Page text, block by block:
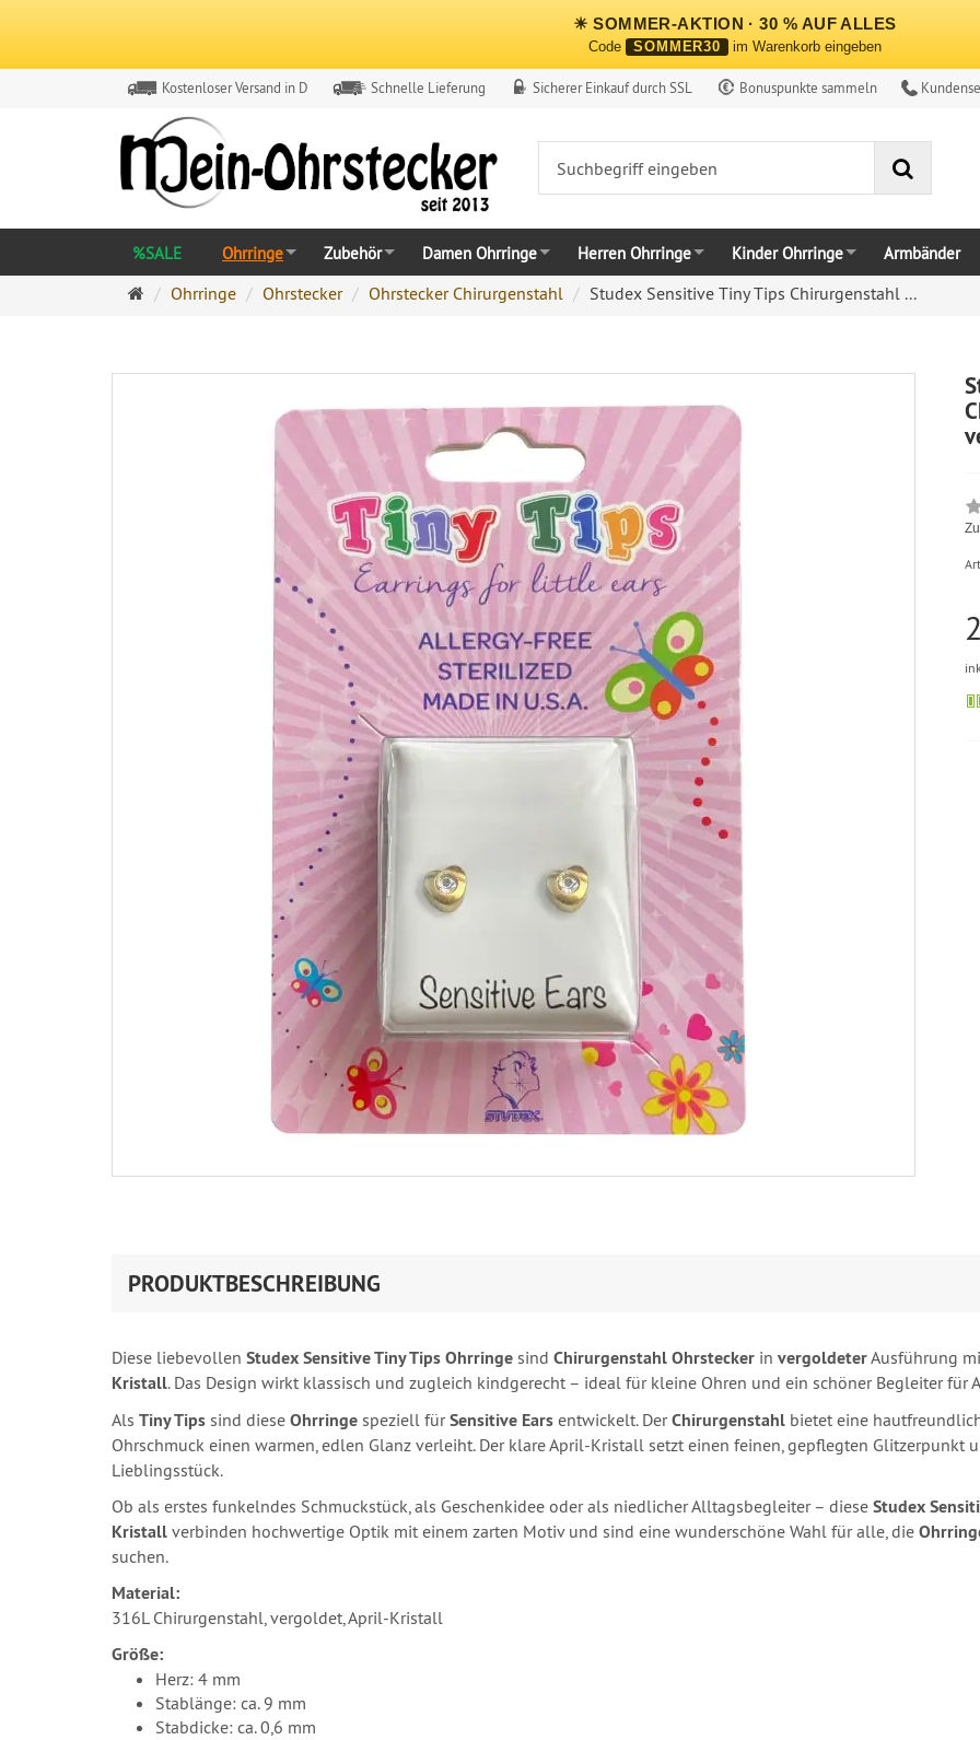
☀ SOMMER-AKTION · 30 % AUF ALLES
Code SOMMER30 im Warenkorb eingeben
Kostenloser Versand in D Schnelle Lieferung Sicherer Einkauf durch SSL Bonuspunkte sammeln
%SALE Ohrringe Zubehör Damen Ohrringe Herren Ohrringe Kinder Ohrringe Armbänder
Ohrringe
Ohrringe Ohrstecker Ohrstecker Chirurgenstahl Studex Sensitive​ Tiny Tips Chirurgenstahl ...
PRODUKTBESCHREIBUNG
Diese liebevollen Studex Sensitive Tiny Tips Ohrringe sind Chirurgenstahl Ohrstecker in vergoldeterAusführung
Kristall. Das Design wirkt klassisch und zugleich kindgerecht – ideal für kleine Ohren und ein schöner Begleiter für
Als Tiny Tips sind diese Ohrringe speziell fürSensitive Ears entwickelt. DerChirurgenstahl bietet eine
Ohrschmuck einen warmen, edlen Glanz verleiht. Der klare April-Kristall setzt einen feinen, gepflegten Glitzerpunkt
Lieblingsstück.
Ob als erstes funkelndes Schmuckstück, als Geschenkidee oder als niedlicher Alltagsbegleiter – diese Studex
Kristall verbinden hochwertige Optik mit einem zarten Motiv und sind eine wunderschöne Wahl für alle, die
suchen.
Material:
316L Chirurgenstahl, vergoldet, April-Kristall
Größe:
Herz: 4 mm
Stablänge: ca. 9 mm
Stabdicke: ca. 0,6 mm